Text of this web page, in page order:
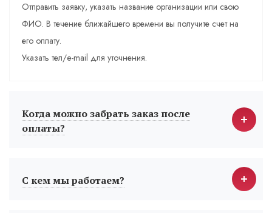
Отправить заявку, указать название организации или свою
ФИО. В течение ближайшего времени вы получите счет на
его оплату.
Указать тел/e-mail для уточнения.
Когда можно забрать заказ после
оплаты?
С кем мы работаем?